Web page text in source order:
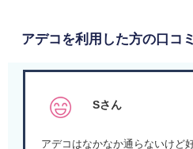
アデコを利用した方の口コミ
Sさん
アデコはなかなか通らないけど